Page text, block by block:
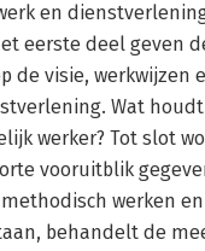
en
eerste deel geven
de visie,
Wat
werker? Tot slot
vooruitblik
werken
behandelt de